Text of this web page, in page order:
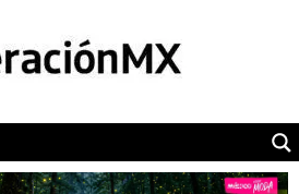
POLÍTICA
CAMALEÓN